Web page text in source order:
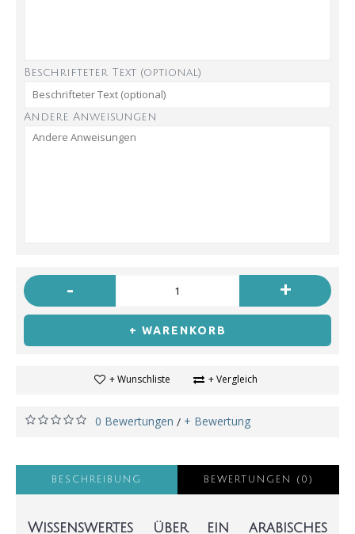
Beschrifteter Text (optional)
Andere Anweisungen
- +
+ WARENKORB
+ Wunschliste + Vergleich
0 Bewertungen / + Bewertung
BESCHREIBUNG BEWERTUNGEN (0)
Wissenswertes über ein arabisches